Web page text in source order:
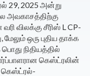
29, 2025 அன்று
அவகாசத்திற்கு
விலக்கு சீரிஸ் L CP-
ஒரு புதிய தாக்க
நிதியத்தில்
கெஸ்ட்ரலின்
கெஸ்ட்ரல்-